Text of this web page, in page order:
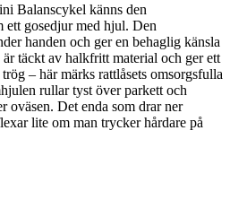
Balanscykel känns den
ett gosedjur med hjul. Den
handen och ger en behaglig känsla
är täckt av halkfritt material och ger ett
– här märks rattlåsets omsorgsfulla
rullar tyst över parkett och
oväsen. Det enda som drar ner
lite om man trycker hårdare på